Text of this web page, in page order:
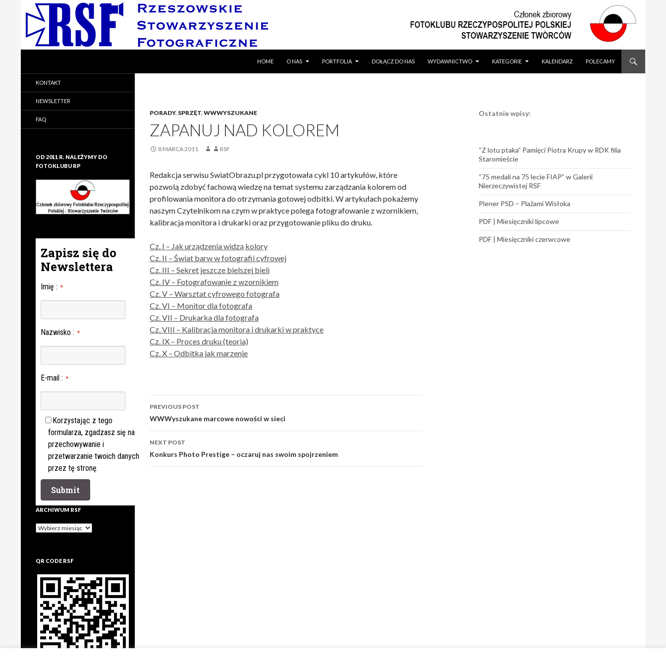
HOME
O NAS PORTFOLIA DOŁĄCZ DO NAS WYDAWNICTWO KATEGORIE KALENDARZ POLECAMY
PORADY, SPRZĘT, WWWYSZUKANE
ZAPANUJ NAD KOLOREM
8 MARCA 2011 RSF
Redakcja serwisu SwiatObrazu.pl przygotowała cykl 10 artykułów, które
pozwolą zdobyć fachową wiedzę na temat systemu zarządzania kolorem od
profilowania monitora do otrzymania gotowej odbitki. W artykułach pokażemy
naszym Czytelnikom na czym w praktyce polega fotografowanie z wzornikiem,
kalibracja monitora i drukarki oraz przygotowanie pliku do druku.
Cz. I – Jak urządzenia widzą kolory
Cz. II – Świat barw w fotografii cyfrowej
Cz. III – Sekret jeszcze bielszej bieli
Cz. IV – Fotografowanie z wzornikiem
Cz. V – Warsztat cyfrowego fotografa
Cz. VI – Monitor dla fotografa
Cz. VII – Drukarka dla fotografa
Cz. VIII – Kalibracja monitora i drukarki w praktyce
Cz. IX – Proces druku (teoria)
Cz. X – Odbitka jak marzenie
Post
navigation
PREVIOUS POST
WWWyszukane marcowe nowości w sieci
NEXT POST
Konkurs Photo Prestige – oczaruj nas swoim spojrzeniem
Ostatnie wpisy:
“Z lotu ptaka” Pamięci Piotra Krupy w RDK filia
Staromieście
“75 medali na 75 lecie FIAP” w Galerii
Nierzeczywistej RSF
Plener PSD – Plażami Wisłoka
PDF | Miesięczniki lipcowe
PDF | Miesięczniki czerwcowe
Rzeszowskie Stowarzyszenie
Fotograficzne
KONTAKT
NEWSLETTER
FAQ
OD 2011 R. NALEŻYMY DO
FOTOKLUBU RP
Zapisz się do
Newslettera
Imię : *
Nazwisko : *
E-mail : *
Korzystając z tego
formularza, zgadzasz się na
przechowywanie i
przetwarzanie twoich danych
przez tę stronę.
ARCHIWUM RSF
Archiwum
QR CODE RSF